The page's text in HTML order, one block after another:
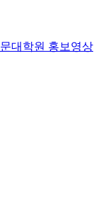
대학원 홍보영상